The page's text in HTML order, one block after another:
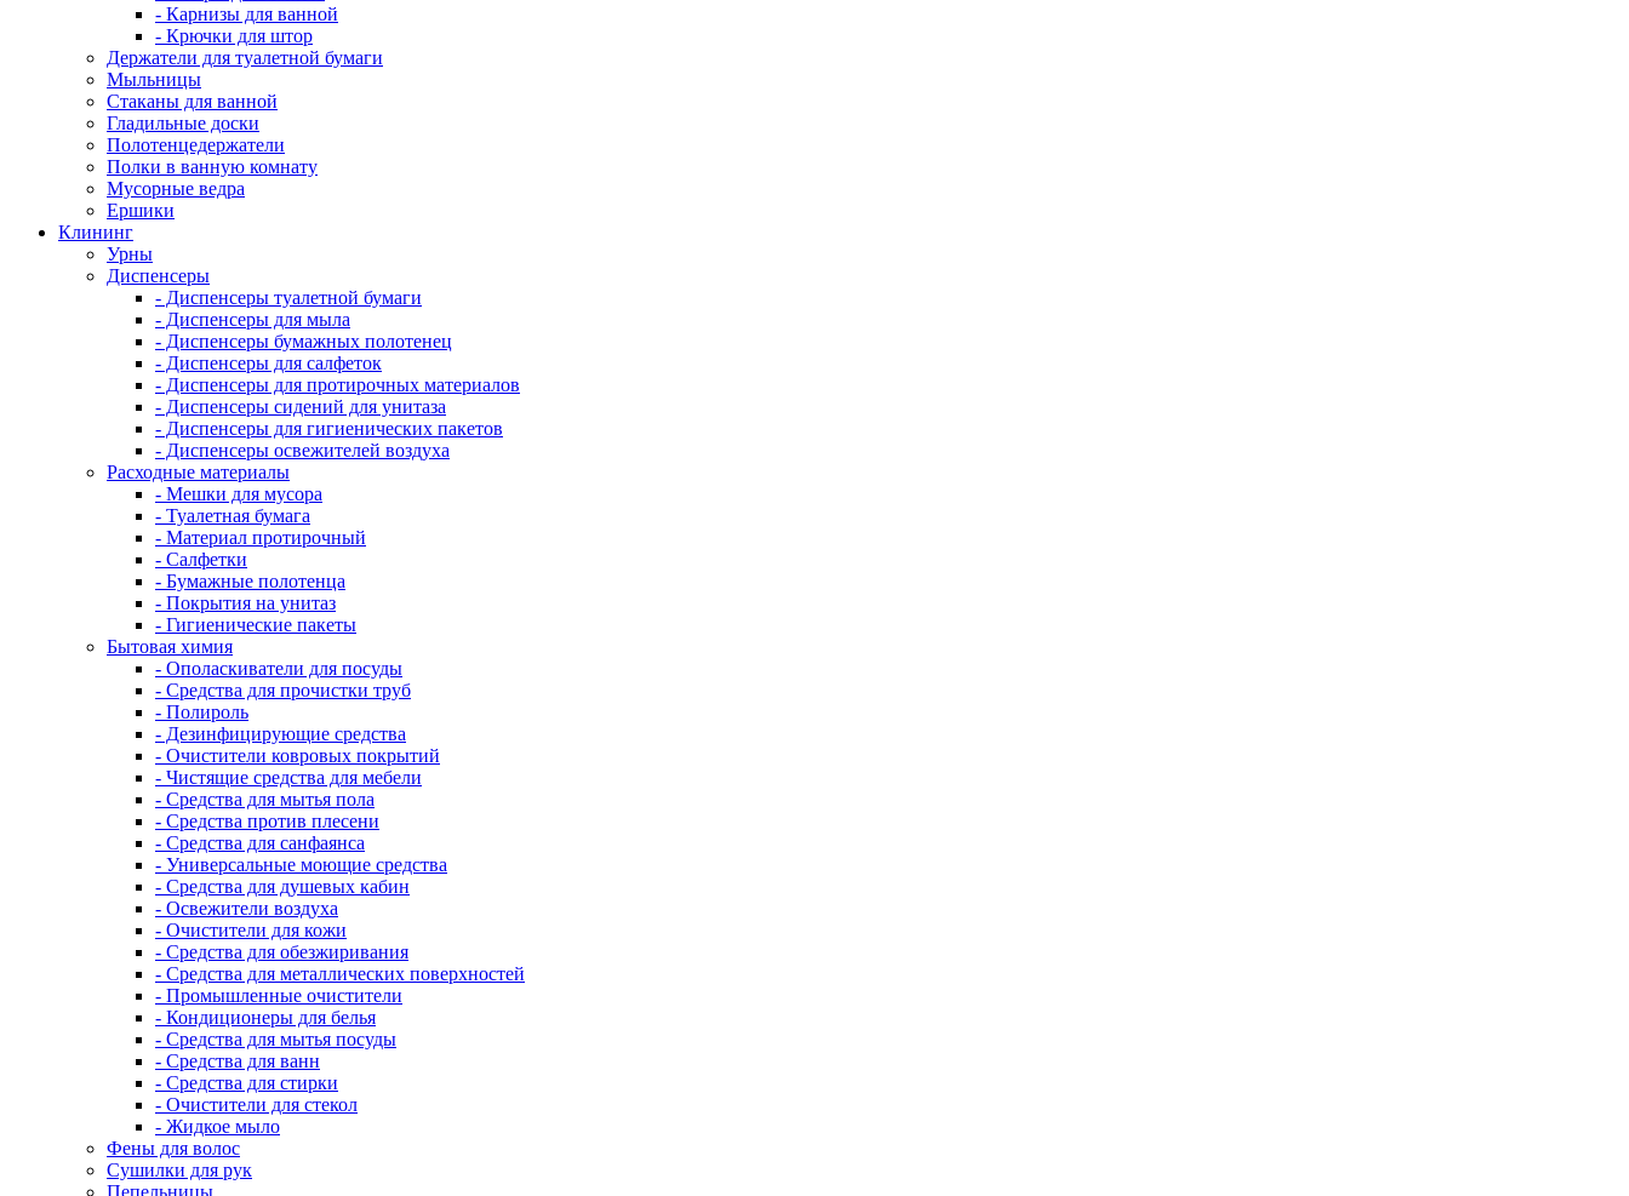
- Карнизы для ванной
- Крючки для штор
Держатели для туалетной бумаги
Мыльницы
Стаканы для ванной
Гладильные доски
Полотенцедержатели
Полки в ванную комнату
Мусорные ведра
Ершики
Клининг
Урны
Диспенсеры
- Диспенсеры туалетной бумаги
- Диспенсеры для мыла
- Диспенсеры бумажных полотенец
- Диспенсеры для салфеток
- Диспенсеры для протирочных материалов
- Диспенсеры сидений для унитаза
- Диспенсеры для гигиенических пакетов
- Диспенсеры освежителей воздуха
Расходные материалы
- Мешки для мусора
- Туалетная бумага
- Материал протирочный
- Салфетки
- Бумажные полотенца
- Покрытия на унитаз
- Гигиенические пакеты
Бытовая химия
- Ополаскиватели для посуды
- Средства для прочистки труб
- Полироль
- Дезинфицирующие средства
- Очистители ковровых покрытий
- Чистящие средства для мебели
- Средства для мытья пола
- Средства против плесени
- Средства для санфаянса
- Универсальные моющие средства
- Средства для душевых кабин
- Освежители воздуха
- Очистители для кожи
- Средства для обезжиривания
- Средства для металлических поверхностей
- Промышленные очистители
- Кондиционеры для белья
- Средства для мытья посуды
- Средства для ванн
- Средства для стирки
- Очистители для стекол
- Жидкое мыло
Фены для волос
Сушилки для рук
Пепельницы